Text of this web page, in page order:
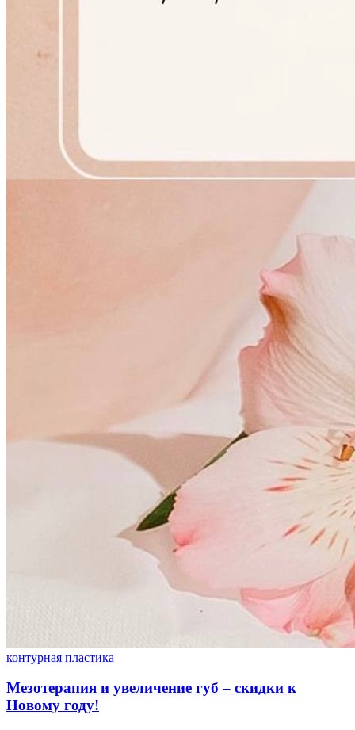
контурная пластика
Мезотерапия и увеличение губ – скидки к
Новому году!